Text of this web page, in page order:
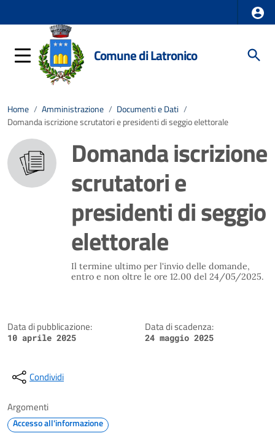
Comune di Latronico
Home / Amministrazione / Documenti e Dati /
Domanda iscrizione scrutatori e presidenti di seggio elettorale
Domanda iscrizione
scrutatori e
presidenti di seggio
elettorale
Il termine ultimo per l'invio delle domande,
entro e non oltre le ore 12.00 del 24/05/2025.
Data di pubblicazione:
10 aprile 2025
Data di scadenza:
24 maggio 2025
Condividi
Argomenti
Accesso all'informazione